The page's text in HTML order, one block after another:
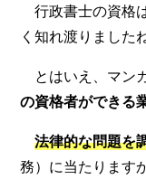
行政書士の資格
く知れ渡りましたね
とはいえ、マン
の資格者ができる
法律的な問題を
務）に当たります